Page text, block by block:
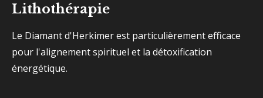
Lithothérapie
Le Diamant d'Herkimer est particulièrement efficace
pour l'alignement spirituel et la détoxification
énergétique.